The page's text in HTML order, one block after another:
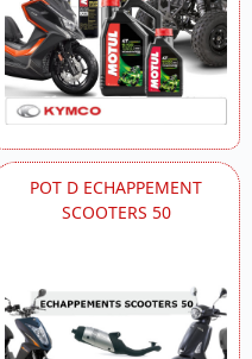
POT D ECHAPPEMENT
SCOOTERS 50